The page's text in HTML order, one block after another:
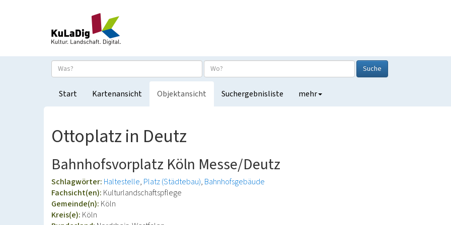
Suche
Start Kartenansicht Objektansicht Suchergebnisliste mehr
Ottoplatz in Deutz
Bahnhofsvorplatz Köln Messe/Deutz
Schlagwörter: Haltestelle Platz (Städtebau) Bahnhofsgebäude
Fachsicht(en): Kulturlandschaftspflege
Gemeinde(n): Köln
Kreis(e): Köln